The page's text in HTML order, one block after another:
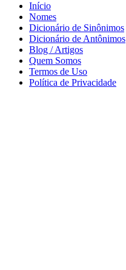
Início
Nomes
Dicionário de Sinônimos
Dicionário de Antônimos
Blog / Artigos
Quem Somos
Termos de Uso
Política de Privacidade